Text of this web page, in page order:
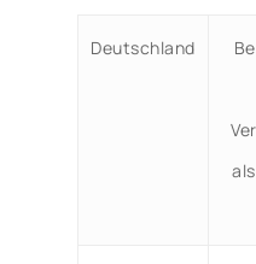
Deutschland